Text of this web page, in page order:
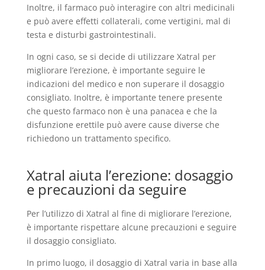
Inoltre, il farmaco può interagire con altri medicinali
e può avere effetti collaterali, come vertigini, mal di
testa e disturbi gastrointestinali.
In ogni caso, se si decide di utilizzare Xatral per
migliorare l’erezione, è importante seguire le
indicazioni del medico e non superare il dosaggio
consigliato. Inoltre, è importante tenere presente
che questo farmaco non è una panacea e che la
disfunzione erettile può avere cause diverse che
richiedono un trattamento specifico.
Xatral aiuta l’erezione: dosaggio
e precauzioni da seguire
Per l’utilizzo di Xatral al fine di migliorare l’erezione,
è importante rispettare alcune precauzioni e seguire
il dosaggio consigliato.
In primo luogo, il dosaggio di Xatral varia in base alla